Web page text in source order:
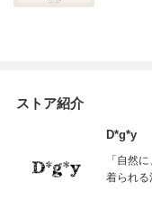
ストア紹介
D*g*y
「自然
着られる